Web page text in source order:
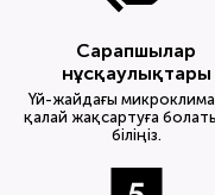
Сарапшылар
нұсқаулықтары
Үй-жайдағы
қалай жақсартуға
біліңіз.